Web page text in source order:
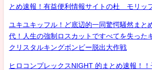
とめ速報！有益便利情報サイトの杜 モリッ
ユキユキッフル！ど底辺的一同驚愕騒然まと
代！人生の強制ロスカットですべてを失った
クリスタルキングボンビー脱出大作戦
ヒロコンプレックスNIGHT 的まとめ速報！